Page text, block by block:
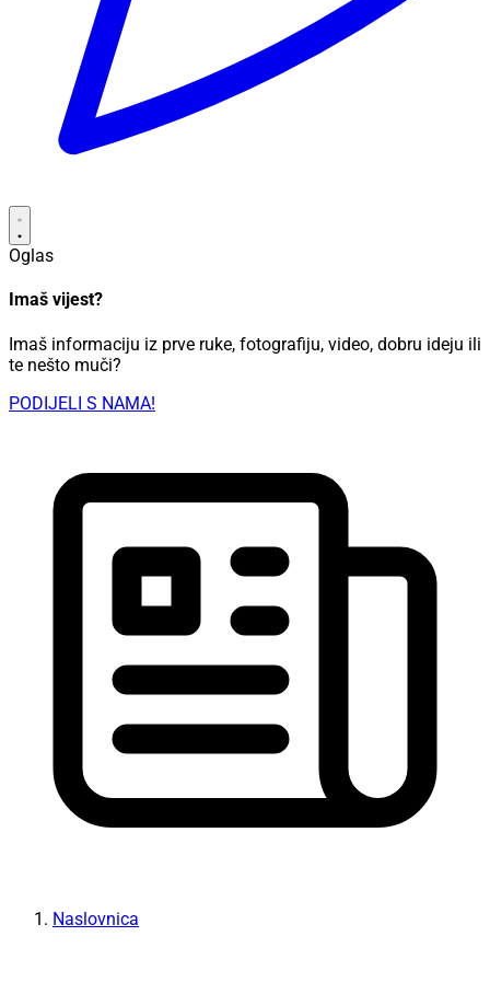
Oglas
Imaš vijest?
Imaš informaciju iz prve ruke, fotografiju, video, dobru ideju ili
te nešto muči?
PODIJELI S NAMA!
Naslovnica